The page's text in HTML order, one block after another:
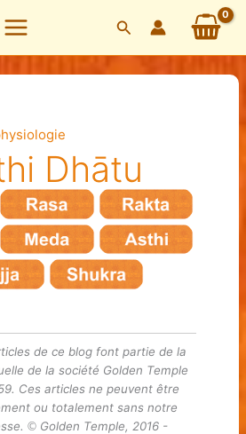
Search
Dhātu
de ce blog font partie de la
de la société Golden Temple
Ces articles ne peuvent être
ou totalement sans notre
©Golden Temple, 2016 -